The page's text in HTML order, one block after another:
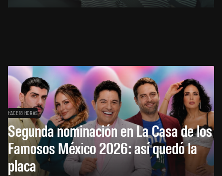
HACE 18 HORAS
Segunda nominación en La Casa de los
Famosos México 2026: así quedó la
placa